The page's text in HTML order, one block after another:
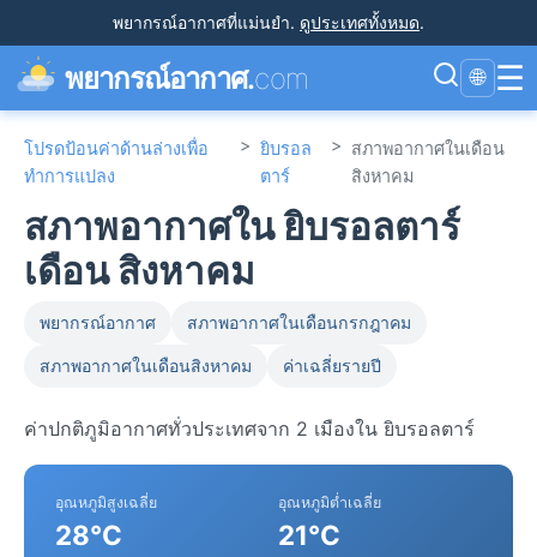
พยากรณ์อากาศที่แม่นยำ. ดูประเทศทั้งหมด.
พยากรณ์อากาศ.com 🌐 ☰
โปรดป้อนค่าด้านล่างเพื่อ
ทำการแปลง
> ยิบรอล
ตาร์
> สภาพอากาศในเดือน
สิงหาคม
สภาพอากาศใน ยิบรอลตาร์
เดือน สิงหาคม
พยากรณ์อากาศ สภาพอากาศในเดือนกรกฎาคม
สภาพอากาศในเดือนสิงหาคม ค่าเฉลี่ยรายปี
ค่าปกติภูมิอากาศทั่วประเทศจาก 2 เมืองใน ยิบรอลตาร์
อุณหภูมิสูงเฉลี่ย
28°C
อุณหภูมิต่ำเฉลี่ย
21°C